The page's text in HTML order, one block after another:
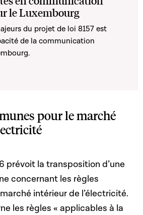
le Luxembourg
du projet de loi 8157 est
de la communication
pour le marché
prévoit la transposition d’une
concernant les règles
intérieur de l’électricité.
les règles « applicables à la